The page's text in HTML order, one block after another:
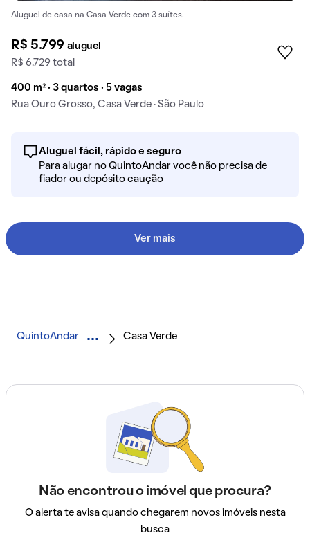
Aluguel de casa na Casa Verde com 3 suítes.
R$ 5.799 aluguel
R$ 6.729 total
400 m² · 3 quartos · 5 vagas
Rua Ouro Grosso, Casa Verde · São Paulo
Aluguel fácil, rápido e seguro
Para alugar no QuintoAndar você não precisa de
fiador ou depósito caução
Ver mais
QuintoAndar Casa Verde
Não encontrou o imóvel que procura?
O alerta te avisa quando chegarem novos imóveis nesta
busca